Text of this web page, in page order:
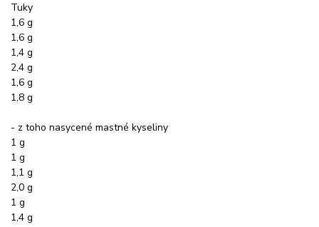
Tuky
1,6 g
1,6 g
1,4 g
2,4 g
1,6 g
1,8 g
- z toho nasycené mastné kyseliny
1 g
1 g
1,1 g
2,0 g
1 g
1,4 g